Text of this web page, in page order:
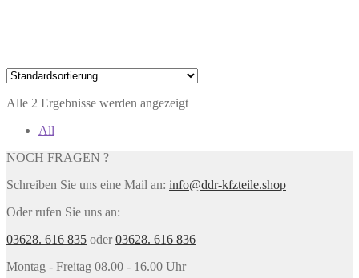
Alle 2 Ergebnisse werden angezeigt
All
NOCH FRAGEN ?
Schreiben Sie uns eine Mail an: info@ddr-kfzteile.shop
Oder rufen Sie uns an:
03628. 616 835 oder03628. 616 836
Montag - Freitag 08.00 - 16.00 Uhr